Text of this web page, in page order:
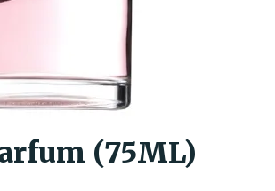
(75ML)